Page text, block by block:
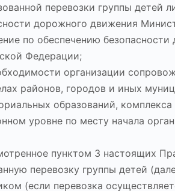
перевозки группы детей
дорожного движения
по обеспечению
Федерации;
организации
районов, городов и иных
образований,
уровне по месту начала
пунктом 3 настоящих
перевозку группы детей
(если перевозка